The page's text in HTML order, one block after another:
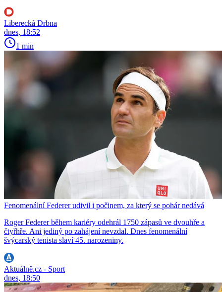
Liberecká Drbna
dnes, 18:52
1 min
Fenomenální Federer udivil i počinem, za který se pohár nedává
Roger Federer během kariéry odehrál 1750 zápasů ve dvouhře a
čtyřhře. Ani jediný po zahájení nevzdal. Dnes fenomenální
švýcarský tenista slaví 45. narozeniny.
Aktuálně.cz - Sport
dnes, 18:50